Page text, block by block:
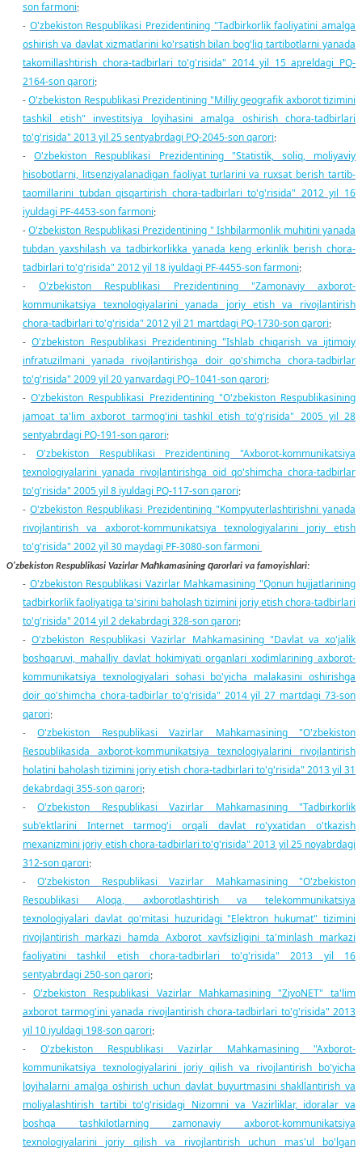
son farmoni;
- O'zbekiston Respublikasi Prezidentining "Tadbirkorlik faoliyatini amalga
oshirish va davlat xizmatlarini ko'rsatish bilan bog'liq tartibotlarni yanada
takomillashtirish chora-tadbirlari to'g'risida" 2014 yil 15 apreldagi PQ-
2164-son qarori;
- O'zbekiston Respublikasi Prezidentining "Milliy geografik axborot tizimini
tashkil etish" investitsiya loyihasini amalga oshirish chora-tadbirlari
to'g'risida" 2013 yil 25 sentyabrdagi PQ-2045-son qarori;
-
O'zbekiston Respublikasi Prezidentining "Statistik, soliq, moliyaviy
hisobotlarni, litsenziyalanadigan faoliyat turlarini va ruxsat berish tartib-
taomillarini tubdan qisqartirish chora-tadbirlari to'g'risida" 2012 yil 16
iyuldagi PF-4453-son farmoni;
- O'zbekiston Respublikasi Prezidentining " Ishbilarmonlik muhitini yanada
tubdan yaxshilash va tadbirkorlikka yanada keng erkinlik berish chora-
tadbirlari to'g'risida" 2012 yil 18 iyuldagi PF-4455-son farmoni;
-
O'zbekiston Respublikasi Prezidentining "Zamonaviy axborot-
kommunikatsiya texnologiyalarini yanada joriy etish va rivojlantirish
chora-tadbirlari to'g'risida" 2012 yil 21 martdagi PQ-1730-son qarori;
-
O'zbekiston Respublikasi Prezidentining "Ishlab chiqarish va ijtimoiy
infratuzilmani yanada rivojlantirishga doir qo'shimcha chora-tadbirlar
to'g'risida" 2009 yil 20 yanvardagi PQ–1041-son qarori;
- O'zbekiston Respublikasi Prezidentining "O'zbekiston Respublikasining
jamoat ta'lim axborot tarmog'ini tashkil etish to'g'risida" 2005 yil 28
sentyabrdagi PQ-191-son qarori;
-
O'zbekiston Respublikasi Prezidentining "Axborot-kommunikatsiya
texnologiyalarini yanada rivojlantirishga oid qo'shimcha chora-tadbirlar
to'g'risida" 2005 yil 8 iyuldagi PQ-117-son qarori;
- O'zbekiston Respublikasi Prezidentining "Kompyuterlashtirishni yanada
rivojlantirish va axborot-kommunikatsiya texnologiyalarini joriy etish
to'g'risida" 2002 yil 30 maydagi PF-3080-son farmoni
O'zbekiston Respublikasi Vazirlar Mahkamasiningqarorlari va famoyishlari:
- O'zbekiston Respublikasi Vazirlar Mahkamasining "Qonun hujjatlarining
tadbirkorlik faoliyatiga ta'sirini baholash tizimini joriy etish chora-tadbirlari
to'g'risida" 2014 yil 2 dekabrdagi 328-son qarori;
- O'zbekiston Respublikasi Vazirlar Mahkamasining "Davlat va xo'jalik
boshqaruvi, mahalliy davlat hokimiyati organlari xodimlarining axborot-
kommunikatsiya texnologiyalari sohasi bo'yicha malakasini oshirishga
doir qo'shimcha chora-tadbirlar to'g'risida" 2014 yil 27 martdagi 73-son
qarori;
-
O'zbekiston Respublikasi Vazirlar Mahkamasining "O'zbekiston
Respublikasida axborot-kommunikatsiya texnologiyalarini rivojlantirish
holatini baholash tizimini joriy etish chora-tadbirlari to'g'risida" 2013 yil 31
dekabrdagi 355-son qarori;
-
O'zbekiston Respublikasi Vazirlar Mahkamasining "Tadbirkorlik
sub'ektlarini Internet tarmog'i orqali davlat ro'yxatidan o'tkazish
mexanizmini joriy etish chora-tadbirlari to'g'risida" 2013 yil 25 noyabrdagi
312-son qarori;
-
O'zbekiston Respublikasi Vazirlar Mahkamasining "O'zbekiston
Respublikasi Aloqa, axborotlashtirish va telekommunikatsiya
texnologiyalari davlat qo'mitasi huzuridagi "Elektron hukumat" tizimini
rivojlantirish markazi hamda Axborot xavfsizligini ta'minlash markazi
faoliyatini tashkil etish chora-tadbirlari to'g'risida" 2013 yil 16
sentyabrdagi 250-son qarori;
-
O'zbekiston Respublikasi Vazirlar Mahkamasining "ZiyoNET" ta'lim
axborot tarmog'ini yanada rivojlantirish chora-tadbirlari to'g'risida" 2013
yil 10 iyuldagi 198-son qarori;
-
O'zbekiston Respublikasi Vazirlar Mahkamasining "Axborot-
kommunikatsiya texnologiyalarini joriy qilish va rivojlantirish bo'yicha
loyihalarni amalga oshirish uchun davlat buyurtmasini shakllantirish va
moliyalashtirish tartibi to'g'risidagi Nizomni va Vazirliklar, idoralar va
boshqa tashkilotlarning zamonaviy axborot-kommunikatsiya
texnologiyalarini joriy qilish va rivojlantirish uchun mas'ul bo'lgan